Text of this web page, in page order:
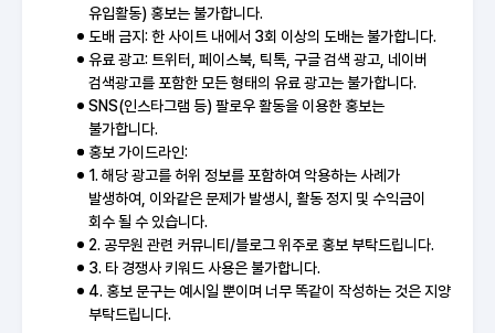
유입활동) 홍보는 불가합니다.
도배 금지: 한 사이트 내에서 3회 이상의 도배는 불가합니다.
유료 광고: 트위터, 페이스북, 틱톡, 구글 검색 광고, 네이버
검색광고를 포함한 모든 형태의 유료 광고는 불가합니다.
SNS(인스타그램 등) 팔로우 활동을 이용한 홍보는
불가합니다.
홍보 가이드라인:
1. 해당 광고를 허위 정보를 포함하여 악용하는 사례가
발생하여, 이와같은 문제가 발생시, 활동 정지 및 수익금이
회수 될 수 있습니다.
2. 공무원 관련 커뮤니티/블로그 위주로 홍보 부탁드립니다.
3. 타 경쟁사 키워드 사용은 불가합니다.
4. 홍보 문구는 예시일 뿐이며 너무 똑같이 작성하는 것은 지양
부탁드립니다.